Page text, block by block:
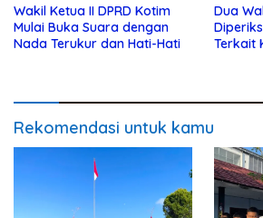
Wakil Ketua II DPRD Kotim
Mulai Buka Suara dengan
Nada Terukur dan Hati-Hati
Dua
Terkait
Rekomendasi untuk kamu